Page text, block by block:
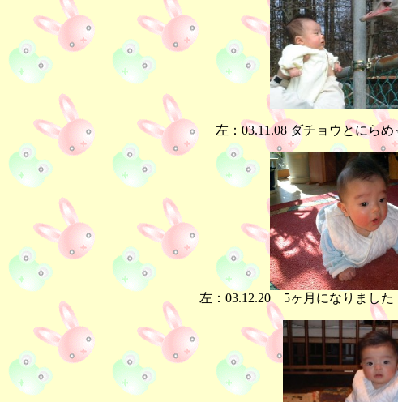
左：03.11.08 ダチョウとに
左：03.12.20 5ヶ月になりま